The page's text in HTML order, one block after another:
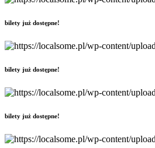
bilety już dostępne!
bilety już dostępne!
bilety już dostępne!